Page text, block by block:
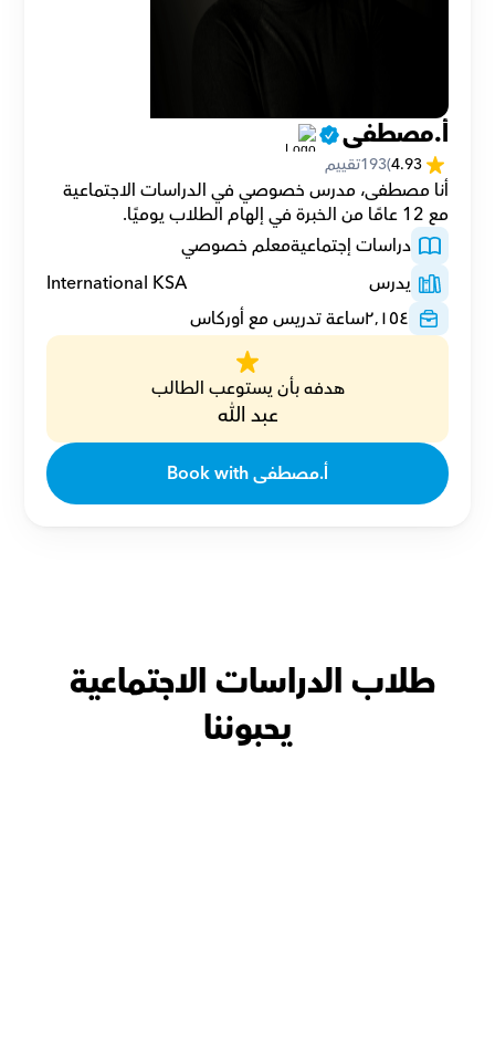
أ.مصطفى
4.93
(
193تقييم
مع 12 عامًا من الخبرة في إلهام الطلاب يوميًا.
دراسات إجتماعيةمعلم خصوصي
يدرس
International KSA
٢٬١٥٤ساعة تدريس مع أوركاس
هدفه بأن يستوعب الطالب
عبد الله
Book with أ.مصطفى
يحبوننا